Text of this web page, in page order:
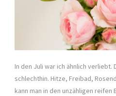
In den Juli war ich ähnlich
schlechthin. Hitze, Freibad,
kann man in den unzähligen